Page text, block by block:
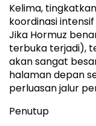
Kelima,
koordinasi
Jika Hormuz
terbuka terjadi),
akan sangat
halaman depan
perluasan jalur
Penutup